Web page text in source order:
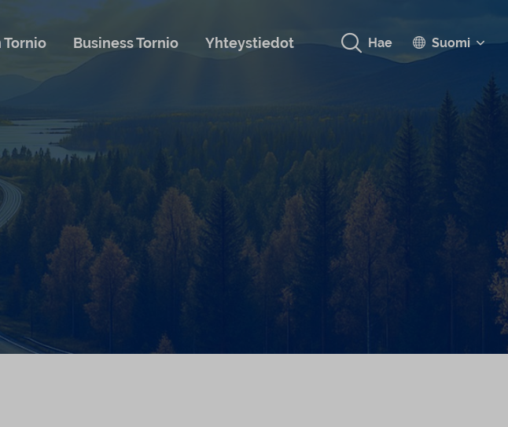
Tornio Business Tornio Yhteystiedot Hae Suomi